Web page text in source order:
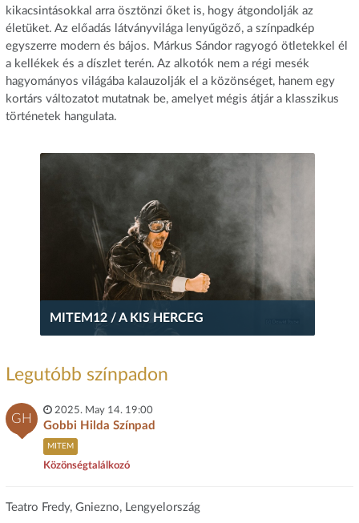
kikacsintásokkal arra ösztönzi őket is, hogy átgondolják az
életüket. Az előadás látványvilága lenyűgöző, a színpadkép
egyszerre modern és bájos. Márkus Sándor ragyogó ötletekkel él
a kellékek és a díszlet terén. Az alkotók nem a régi mesék
hagyományos világába kalauzolják el a közönséget, hanem egy
kortárs változatot mutatnak be, amelyet mégis átjár a klasszikus
történetek hangulata.
MITEM12 / A KIS HERCEG
Legutóbb színpadon
GH
2025. May 14. 19:00
Gobbi Hilda Színpad
MITEM
Közönségtalálkozó
Teatro Fredy, Gniezno, Lengyelország